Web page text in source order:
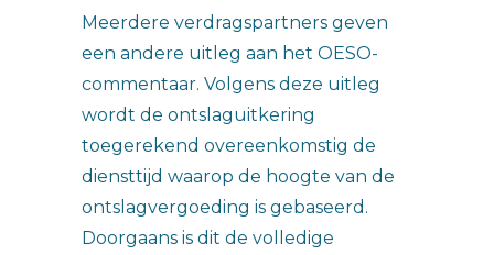
Meerdere verdragspartners geven
een andere uitleg aan het OESO-
commentaar. Volgens deze uitleg
wordt de ontslaguitkering
toegerekend overeenkomstig de
diensttijd waarop de hoogte van de
ontslagvergoeding is gebaseerd.
Doorgaans is dit de volledige